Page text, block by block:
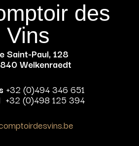
des
Vins
Saint-Paul, 128
Welkenraedt
+32 (0)494 346 651
+32 (0)498 125 394